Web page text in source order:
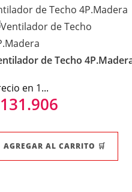
de Techo
en 1...
131.906
AGREGAR AL CARRITO 🛒